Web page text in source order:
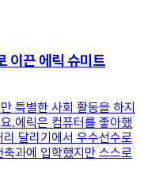
이끈 에릭 슈미트
특별한 사회 활동을 하지
.에릭은 컴퓨터를 좋아했
달리기에서 우수선수로
과에 입학했지만 스스로